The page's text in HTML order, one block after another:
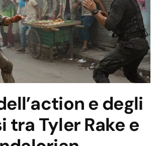
e degli
tra Tyler Rake e